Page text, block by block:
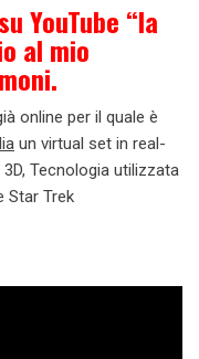
YouTube “la
al mio
online per il quale è
un virtual set in real-
Tecnologia utilizzata
Star Trek